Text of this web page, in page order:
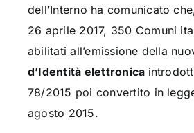
dell’Interno ha comunicato
26 aprile 2017, 350 Comuni
abilitati all’emissione della
d’Identità elettronica
78/2015 poi convertito in
agosto 2015.